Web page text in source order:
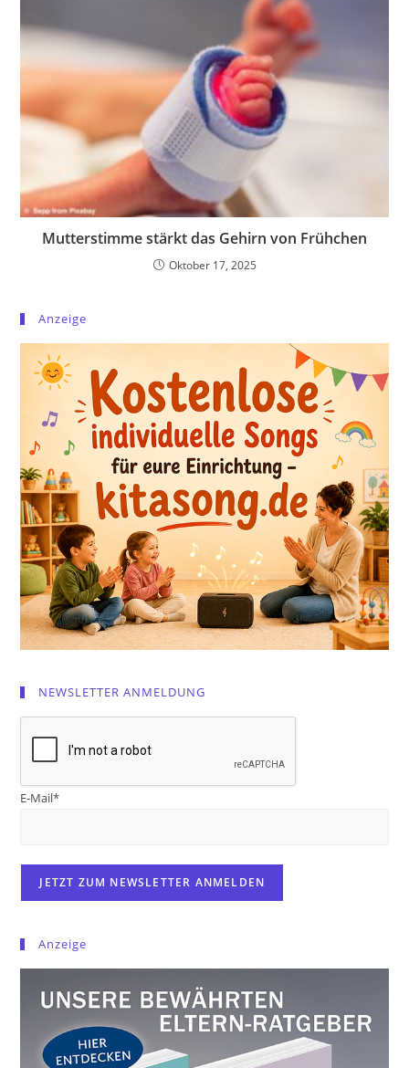
Mutterstimme stärkt das Gehirn von Frühchen
Oktober 17, 2025
Anzeige
NEWSLETTER ANMELDUNG
E-Mail*
Anzeige